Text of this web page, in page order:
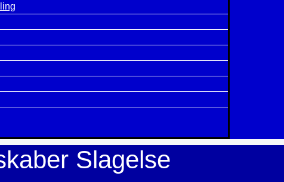
Slagelse